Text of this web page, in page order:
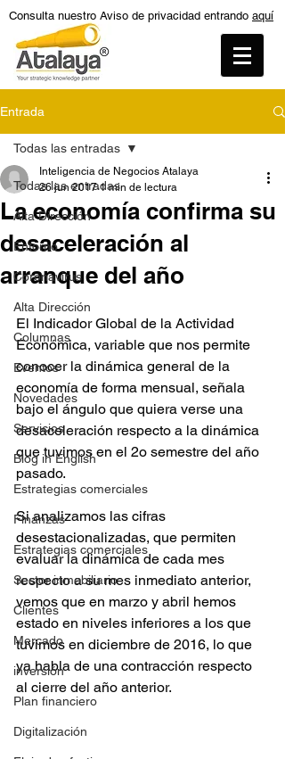
Consulta nuestro Aviso de privacidad entrando aquí
Entrada
Todas las entradas
Alta Dirección
Entorno
Coronavirus
Alta Dirección
Columnas
Eventos
Novedades
Servicios
Blog in English
Estrategias comerciales
Finanzas
Estrategias comerciales
Sector inmobiliario
Clientes
Mercado
inversión
Plan financiero
Digitalización
Todas las entradas
La economía confirma su
desaceleración al
arranque del año
Inteligencia de Negocios Atalaya
26 jun 2017 1 min de lectura
El Indicador Global de la Actividad
Económica, variable que nos permite
conocer la dinámica general de la
economía de forma mensual, señala
bajo el ángulo que quiera verse una
desaceleración respecto a la dinámica
que tuvimos en el 2o semestre del año
pasado.
Si analizamos las cifras
desestacionalizadas, que permiten
evaluar la dinámica de cada mes
respecto a su mes inmediato anterior,
vemos que en marzo y abril hemos
estado en niveles inferiores a los que
tuvimos en diciembre de 2016, lo que
ya habla de una contracción respecto
al cierre del año anterior.